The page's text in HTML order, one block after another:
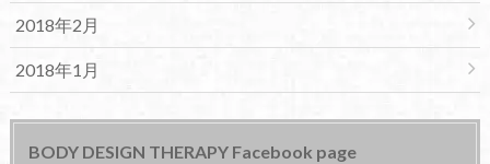
2018年2月
2018年1月
BODY DESIGN THERAPY Facebook page